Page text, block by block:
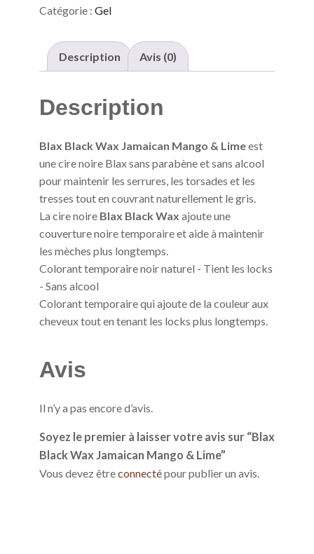
Mango
Catégorie : Gel
Description Avis (0)
Description
Blax Black Wax Jamaican Mango & Limeest
une cire noire Blax sans parabène et sans alcool
pour maintenir les serrures, les torsades et les
tresses tout en couvrant naturellement le gris.
La cire noire Blax Black Wax ajoute une
couverture noire temporaire et aide à maintenir
les mèches plus longtemps.
Colorant temporaire noir naturel - Tient les locks
- Sans alcool
Colorant temporaire qui ajoute de la couleur aux
cheveux tout en tenant les locks plus longtemps.
Avis
Il n’y a pas encore d’avis.
Soyez le premier à laisser votre avis sur “Blax
Black Wax Jamaican Mango & Lime”
Vous devez êtreconnectépour publier un avis.